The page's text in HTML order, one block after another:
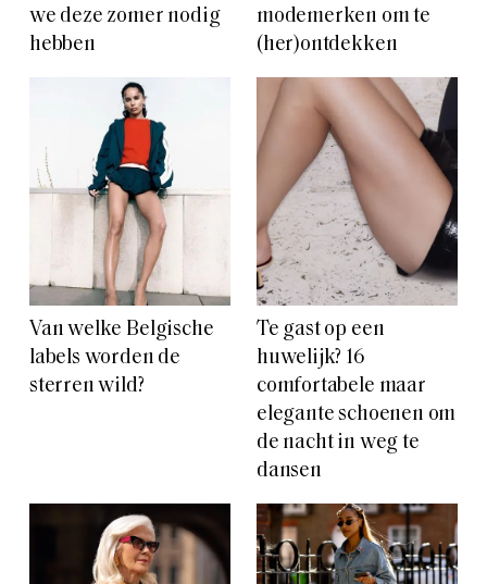
we deze zomer nodig
hebben
modemerken om te
(her)ontdekken
Van welke Belgische
labels worden de
sterren wild?
Te gast op een
huwelijk? 16
comfortabele maar
elegante schoenen om
de nacht in weg te
dansen